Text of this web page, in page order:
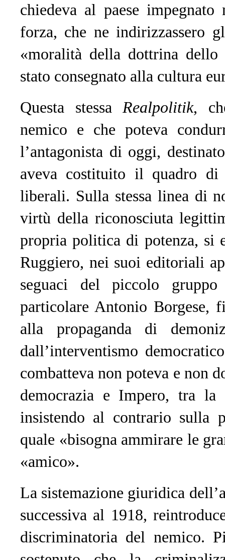
chiedeva al paese
forza, che ne indirizzassero
«moralità della dottrina dello
stato consegnato alla cultura
Questa stessa Realpolitik,
nemico e che poteva
l’antagonista di oggi,
aveva costituito il quadro
liberali. Sulla stessa linea di
virtù della riconosciuta
propria politica di potenza, si
Ruggiero, nei suoi editoriali
seguaci del piccolo gruppo
particolare Antonio Borgese,
alla propaganda di
dall’interventismo
combatteva non poteva e non
democrazia e Impero, tra la
insistendo al contrario sulla
quale «bisogna ammirare le
«amico».
La sistemazione giuridica
successiva al 1918,
discriminatoria del nemico.